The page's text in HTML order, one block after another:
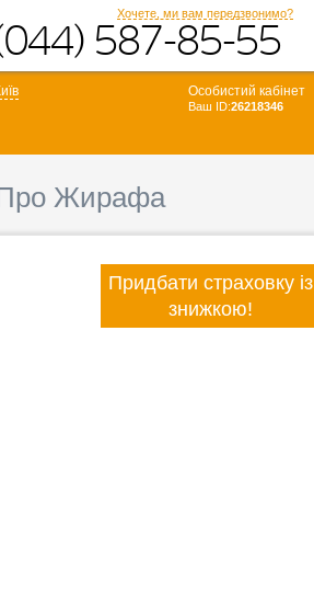
Хочете, ми вам передзвонимо?
587-85-55
Особистий кабінет
Ваш ID:26218346
Жирафа
Придбати страховку із
знижкою!